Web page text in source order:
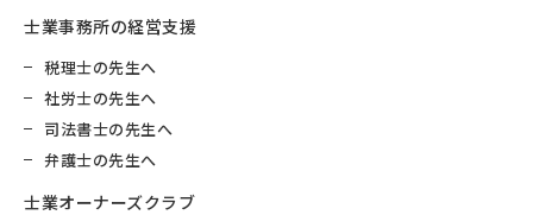
士業事務所の経営支援
税理士の先生へ
社労士の先生へ
司法書士の先生へ
弁護士の先生へ
士業オーナーズクラブ